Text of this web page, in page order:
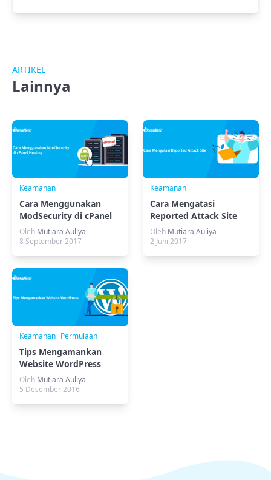
ARTIKEL
Lainnya
Keamanan
Cara Menggunakan
ModSecurity di cPanel
Hosting
Oleh Mutiara Auliya
8 September 2017
Keamanan
Cara Mengatasi
Reported Attack Site
Oleh Mutiara Auliya
2 Juni 2017
Keamanan Permulaan
Tips Mengamankan
Website WordPress
Oleh Mutiara Auliya
5 Desember 2016